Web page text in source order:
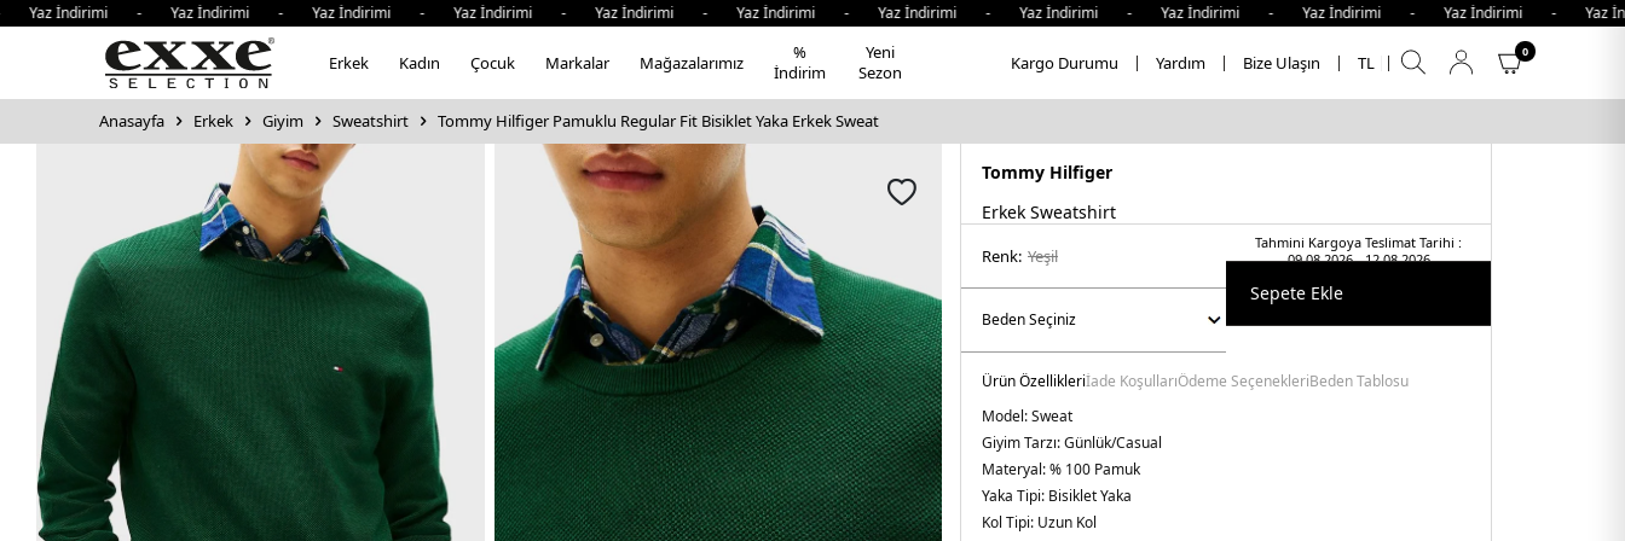
İndirimi - Yaz İndirimi - Yaz İndirimi - Yaz İndirimi - Yaz İndirimi - Yaz İndirimi - Yaz İndirimi - Yaz İndirimi - Yaz İndirimi - Yaz İndirimi - Yaz İndirimi -
Erkek Kadın Çocuk Markalar Mağazalarımız
%
İndirim
Yeni
Sezon
Kargo Durumu Yardım Bize Ulaşın TL
0
Anasayfa Erkek Giyim Sweatshirt Tommy Hilfiger Pamuklu Regular Fit Bisiklet Yaka Erkek Sweat
Tommy Hilfiger
Erkek Sweatshirt
Tahmini Kargoya Teslimat Tarihi :
09.08.2026 - 12.08.2026
Renk: yeşi̇l
Sepete Ekle
Ürün Özellikleriİade KoşullarıÖdeme SeçenekleriBeden Tablosu
Model:Sweat
Giyim Tarzı:Günlük/Casual
Materyal:% 100 Pamuk
Yaka Tipi: Bisiklet Yaka
Kol Tipi: Uzun Kol